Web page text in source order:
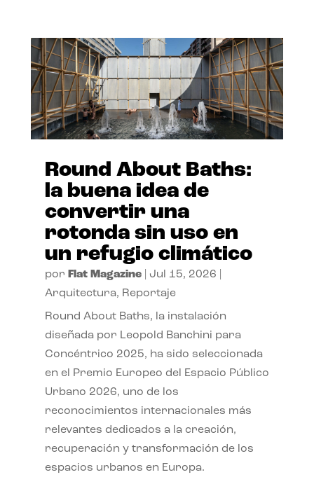
Round About Baths:
la buena idea de
convertir una
rotonda sin uso en
un refugio climático
por Flat Magazine| Jul 15, 2026
Arquitectura, Reportaje
Round About Baths, la instalación
diseñada por Leopold Banchini para
Concéntrico 2025, ha sido seleccionada
en el Premio Europeo del Espacio Público
Urbano 2026, uno de los
reconocimientos internacionales más
relevantes dedicados a la creación,
recuperación y transformación de los
espacios urbanos en Europa.